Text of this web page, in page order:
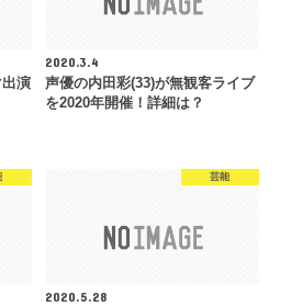
演
2020.3.4
声優の内田彩(33)が無観客ライブ
を2020年開催！詳細は？
芸能
2020.5.28